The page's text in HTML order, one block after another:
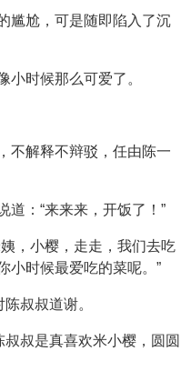
尴尬，可是随即陷入了沉
小时候那么可爱了。
不解释不辩驳，任由陈一
道：“来来来，开饭了！”
，小樱，走走，我们去吃
小时候最爱吃的菜呢。”
叔叔道谢。
叔叔是真喜欢米小樱，圆圆